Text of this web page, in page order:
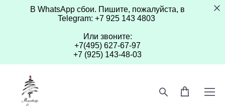
В WhatsApp сбои. Пишите, пожалуйста, в
Telegram: +7 925 143 4803
Или звоните:
+7(495) 627-67-97
+7 (925) 143-48-03